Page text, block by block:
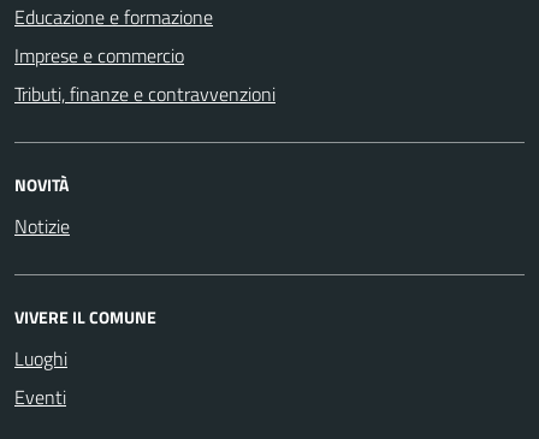
Educazione e formazione
Imprese e commercio
Tributi, finanze e contravvenzioni
NOVITÀ
Notizie
VIVERE IL COMUNE
Luoghi
Eventi